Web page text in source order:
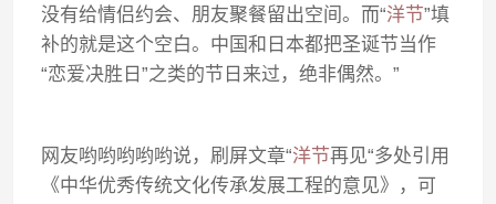
没有给情侣约会、朋友聚餐留出空间。而“洋节”填
补的就是这个空白。中国和日本都把圣诞节当作
“恋爱决胜日”之类的节日来过，绝非偶然。”
网友哟哟哟哟哟说，刷屏文章“洋节再见“多处引用
《中华优秀传统文化传承发展工程的意见》，可